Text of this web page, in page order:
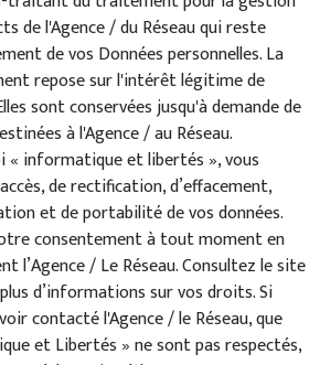
de l'Agence / du Réseau qui reste
de vos Données personnelles. La
repose sur l'intérêt légitime de
sont conservées jusqu'à demande de
à l'Agence / au Réseau.
« informatique et libertés », vous
de rectification, d’effacement,
et de portabilité de vos données.
consentement à tout moment en
l’Agence / Le Réseau. Consultez le site
d’informations sur vos droits. Si
contacté l'Agence / le Réseau, que
et Libertés » ne sont pas respectés,